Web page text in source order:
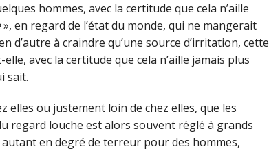
hommes, avec la certitude que cela n’aille
», en regard de l’état du monde, qui ne mangerait
d’autre à craindre qu’une source d’irritation, cette
avec la certitude que cela n’aille jamais plus
sait.
elles ou justement loin de chez elles, que les
regard louche est alors souvent réglé à grands
en degré de terreur pour des hommes,